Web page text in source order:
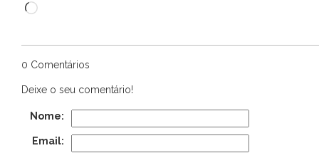
Carregando...
0 Comentários
Deixe o seu comentário!
Nome:
Email: